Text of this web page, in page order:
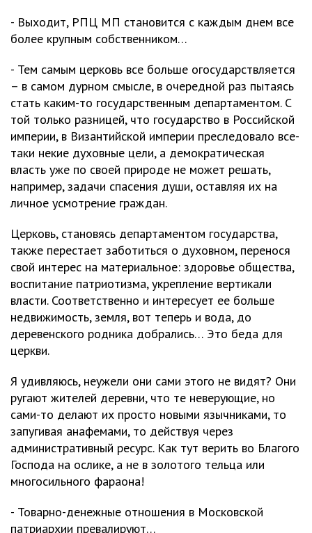
- Выходит, РПЦ МП становится с каждым днем все
более крупным собственником…
- Тем самым церковь все больше огосударствляется
– в самом дурном смысле, в очередной раз пытаясь
стать каким-то государственным департаментом. С
той только разницей, что государство в Российской
империи, в Византийской империи преследовало все-
таки некие духовные цели, а демократическая
власть уже по своей природе не может решать,
например, задачи спасения души, оставляя их на
личное усмотрение граждан.
Церковь, становясь департаментом государства,
также перестает заботиться о духовном, перенося
свой интерес на материальное: здоровье общества,
воспитание патриотизма, укрепление вертикали
власти. Соответственно и интересует ее больше
недвижимость, земля, вот теперь и вода, до
деревенского родника добрались… Это беда для
церкви.
Я удивляюсь, неужели они сами этого не видят? Они
ругают жителей деревни, что те неверующие, но
сами-то делают их просто новыми язычниками, то
запугивая анафемами, то действуя через
административный ресурс. Как тут верить во Благого
Господа на ослике, а не в золотого тельца или
многосильного фараона!
- Товарно-денежные отношения в Московской
патриархии превалируют…